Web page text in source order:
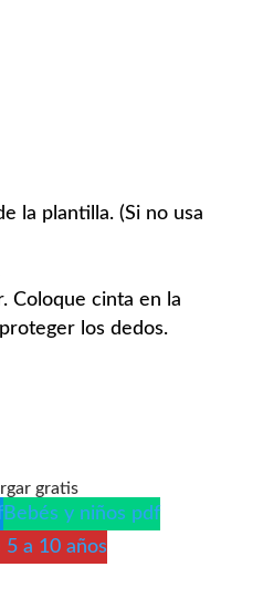
la plantilla. (Si no usa
Coloque cinta en la
los dedos.
gratis
Bebés y niños pdf
5 a 10 años